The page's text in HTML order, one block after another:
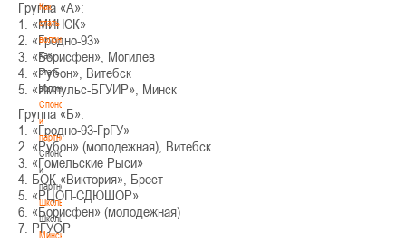
Как
стать
волонтером
Как
стать
волонтером
Спонсоры
и
партнеры
Спонсоры
и
партнеры
Школы
Школы
Минск
Группа «А»:
1. «МИНСК»
2. «Гродно-93»
3. «Борисфен», Могилев
4. «Рубон», Витебск
5. «Импульс-БГУИР», Минск
Группа «Б»:
1. «Гродно-93-ГрГУ»
2. «Рубон» (молодежная), Витебск
3. «Гомельские Рыси»
4. БОК «Виктория», Брест
5. «РЦОП-СДЮШОР»
6. «Борисфен» (молодежная)
7. РГУОР